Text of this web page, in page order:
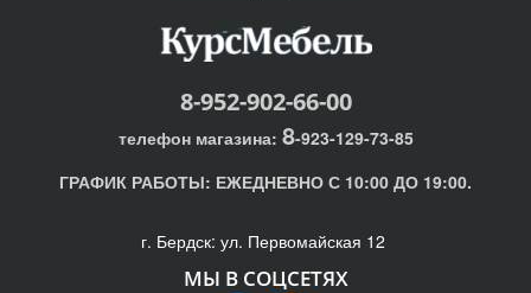
8-952-902-66-00
телефон магазина: 8-923-129-73-85
ГРАФИК РАБОТЫ: ЕЖЕДНЕВНО С 10:00 ДО 19:00.
г. Бердск: ул. Первомайская 12
МЫ В СОЦСЕТЯХ